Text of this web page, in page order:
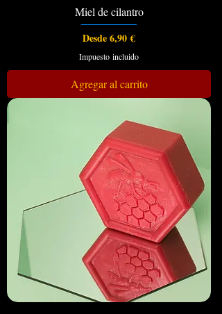
Miel de cilantro
Desde6,90 €
Precio de oferta
Impuesto incluido
Agregar al carrito